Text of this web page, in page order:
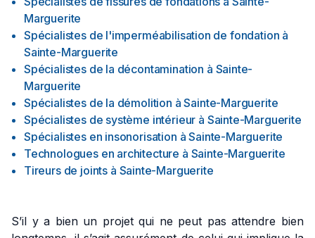
Marguerite
Spécialistes de l'imperméabilisation de fondation à
Sainte-Marguerite
Spécialistes de la décontamination à Sainte-
Marguerite
Spécialistes de la démolition à Sainte-Marguerite
Spécialistes de système intérieur à Sainte-Marguerite
Spécialistes en insonorisation à Sainte-Marguerite
Technologues en architecture à Sainte-Marguerite
Tireurs de joints à Sainte-Marguerite
S’il y a bien un projet qui ne peut pas attendre bien